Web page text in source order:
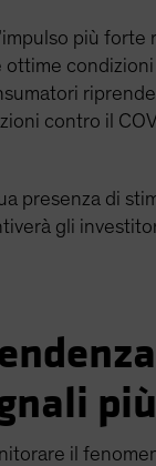
più
contro il
presenza di
gli
il